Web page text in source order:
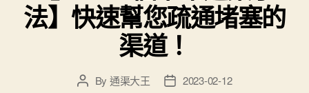
法】快速幫您疏通堵塞的
渠道！
PostBy 通渠大王
Post2023-02-12